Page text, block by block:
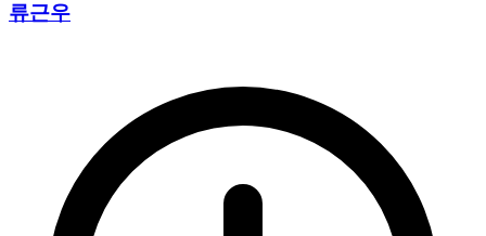
류근우